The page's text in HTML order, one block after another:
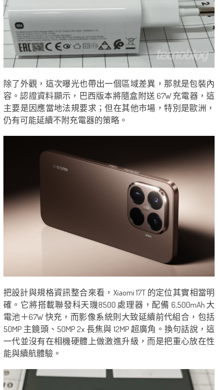
除了外觀，這次曝光也帶出一個區域差異，那就是包裝內
容。認證資料顯示，巴西版本將隨盒附送 67W 充電器，這
主要是因應當地法規要求；但在其他市場，特別是歐洲，
仍有可能延續不附充電器的策略。
把設計與規格資訊整合來看，Xiaomi 17T 的定位其實相當明
確。它將搭載聯發科天璣8500 處理器，配備 6,500mAh 大
電池＋67W 快充，而影像系統則大致延續前代組合，包括
50MP 主鏡頭、50MP 2x 長焦與 12MP 超廣角。換句話說，這
一代並沒有在相機硬體上做激進升級，而是把重心放在性
能與續航體驗。